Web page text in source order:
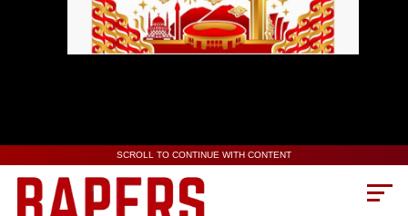
SCROLL TO CONTINUE WITH CONTENT